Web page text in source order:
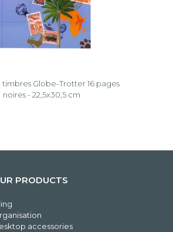
Globe-Trotter 16 pages
noires - 22,5x30,5 cm
PRODUCTS
accessories